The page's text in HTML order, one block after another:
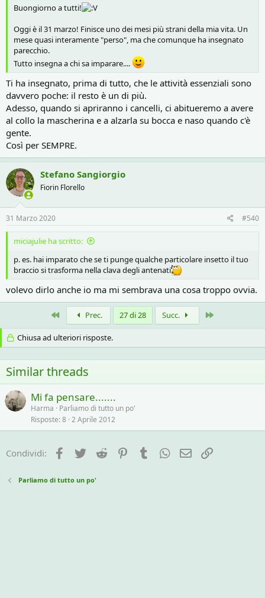
Buongiorno a tutti!
Oggi è il 31 marzo! Finisce uno dei mesi più strani della mia vita. Un
mese quasi interamente "perso", ma che comunque ha insegnato
parecchio.
Tutto insegna a chi sa imparare....
Ti ha insegnato, prima di tutto, che le attività essenziali sono
davvero poche: il resto è un di più.
Adesso, quando si apriranno i cancelli, ci abitueremo a avere
al collo la mascherina e a alzarla su bocca e naso quando c'è
gente.
Così per SEMPRE.
Stefano Sangiorgio
Fiorin Florello
31 Marzo 2020 #540
miciajulie ha scritto:
p. es. hai imparato che se ti punge qualche particolare insetto il tuo
braccio si trasforma nella clava degli antenati
volevo dirlo anche io ma mi sembrava una cosa troppo ovvia.
Primo Prec. 27 di 28 Succ.
Chiusa ad ulteriori risposte.
Similar threads
Mi fa pensare.......
Harma
Parliamo di tutto un po'
Risposte 8 2 Aprile 2012
Condividi: Facebook
Twitter Reddit PinterestTumblrWhatsApp
e-mail
Parliamo di tutto un po'